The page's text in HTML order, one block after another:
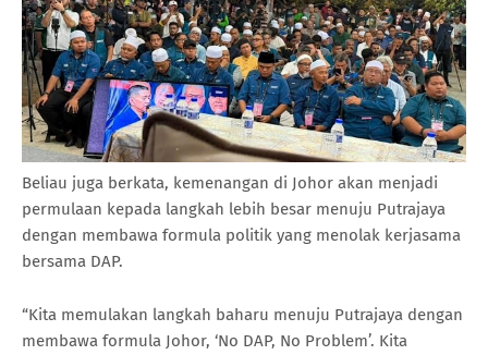
Beliau juga berkata, kemenangan di Johor akan menjadi
permulaan kepada langkah lebih besar menuju Putrajaya
dengan membawa formula politik yang menolak kerjasama
bersama DAP.
“Kita memulakan langkah baharu menuju Putrajaya dengan
membawa formula Johor, ‘No DAP, No Problem’. Kita